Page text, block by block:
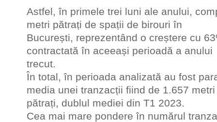
Astfel, în primele trei luni ale anului,
metri pătrați de spații de birouri în
București, reprezentând o creștere cu
contractată în aceeași perioadă a anului
trecut.
În total, în perioada analizată au fost
media unei tranzacții fiind de 1.657 metri
pătrați, dublul mediei din T1 2023.
Cea mai mare pondere în numărul